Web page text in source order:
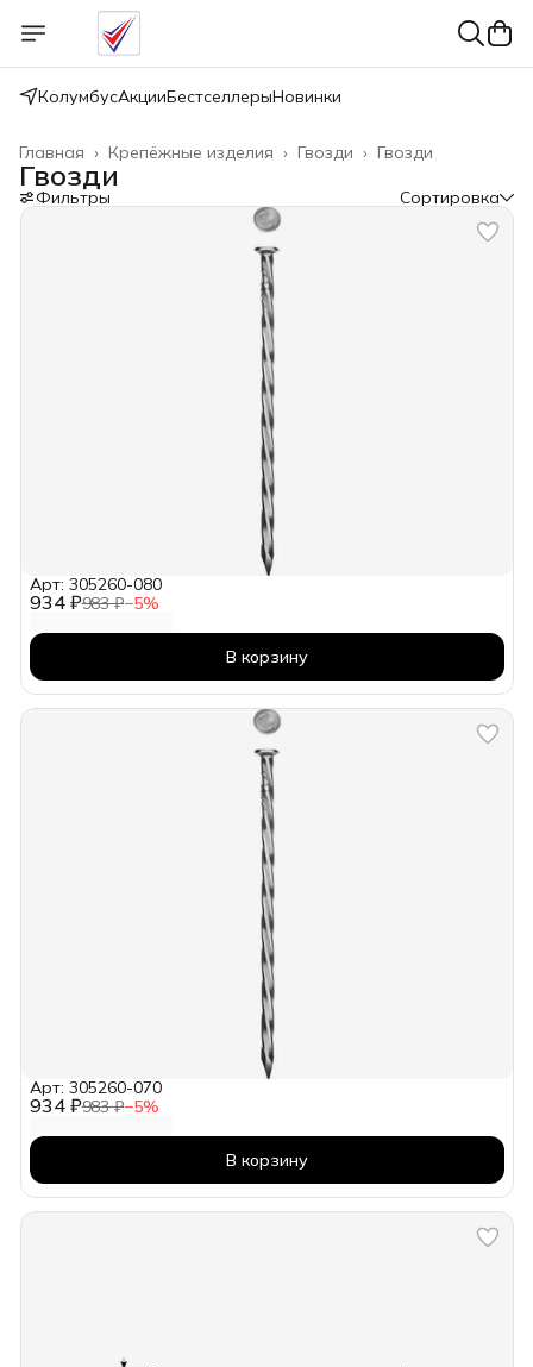
КолумбусАкцииБестселлерыНовинки
Гвозди
Гвозди ›
Крепёжные изделия ›
Главная ›
Гвозди
Фильтры Сортировка
934 ₽983 ₽−5%
Арт: 305260-080
В корзину
934 ₽983 ₽−5%
Арт: 305260-070
В корзину